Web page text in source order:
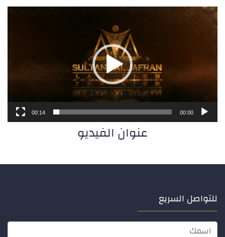
الفيديو
00:00
00:14
عنوان الفيديو
للتواصل السريع